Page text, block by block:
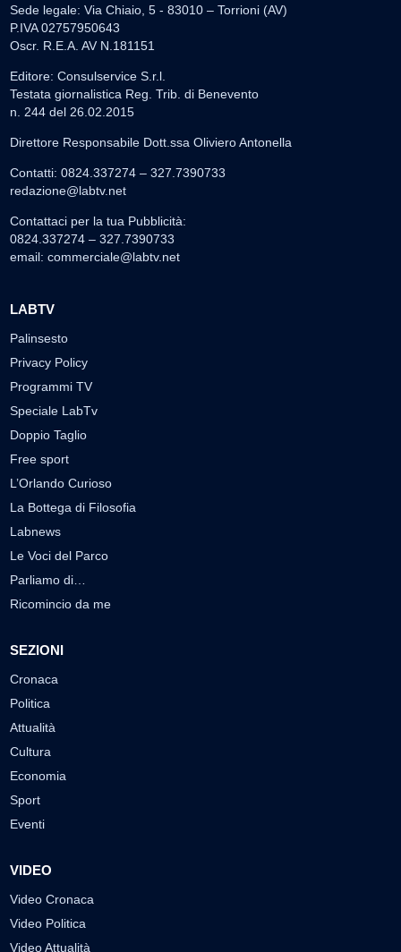
Sede legale: Via Chiaio, 5 - 83010 – Torrioni (AV)
P.IVA 02757950643
Oscr. R.E.A. AV N.181151
Editore: Consulservice S.r.l.
Testata giornalistica Reg. Trib. di Benevento
n. 244 del 26.02.2015
Direttore Responsabile Dott.ssa Oliviero Antonella
Contatti: 0824.337274 – 327.7390733
redazione@labtv.net
Contattaci per la tua Pubblicità:
0824.337274 – 327.7390733
email: commerciale@labtv.net
LABTV
Palinsesto
Privacy Policy
Programmi TV
Speciale LabTv
Doppio Taglio
Free sport
L’Orlando Curioso
La Bottega di Filosofia
Labnews
Le Voci del Parco
Parliamo di…
Ricomincio da me
SEZIONI
Cronaca
Politica
Attualità
Cultura
Economia
Sport
Eventi
VIDEO
Video Cronaca
Video Politica
Video Attualità